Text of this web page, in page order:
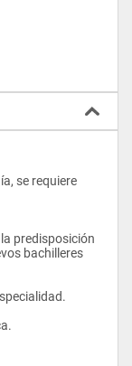
se requiere
bachilleres